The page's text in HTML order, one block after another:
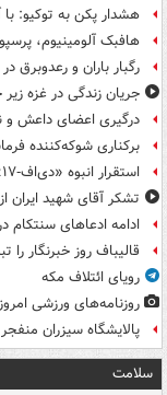
هشدار پکن به توکیو:
هافبک آلومینیوم،
رگبار باران و رعدوبرق
جریان زندگی در غزه
درگیری اعضای داعش و
برکناری شوکه‌کننده
استقرار انبوه «دی‌اف‑۱۷» و پایان عصر پدافند آمریکا +عکس
تشکر آقای شهید ایران
ادامه ادعاهای سنتکام
قالیباف روز خبرنگار
رویای ائتلاف مکه
روزنامه‌های ورزشی امروز ‌شنبه ۱۷
پالایشگاه سیزران
سلامت